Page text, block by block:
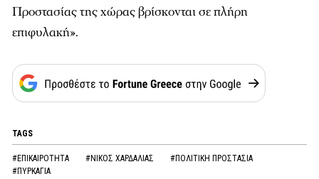
Προστασίας της χώρας βρίσκονται σε πλήρη
επιφυλακή».
TAGS
#ΕΠΙΚΑΙΡΟΤΗΤΑ #ΝΙΚΟΣ ΧΑΡΔΑΛΙΑΣ
#ΠΟΛΙΤΙΚΗ ΠΡΟΣΤΑΣΙΑ
#ΠΥΡΚΑΓΙΑ